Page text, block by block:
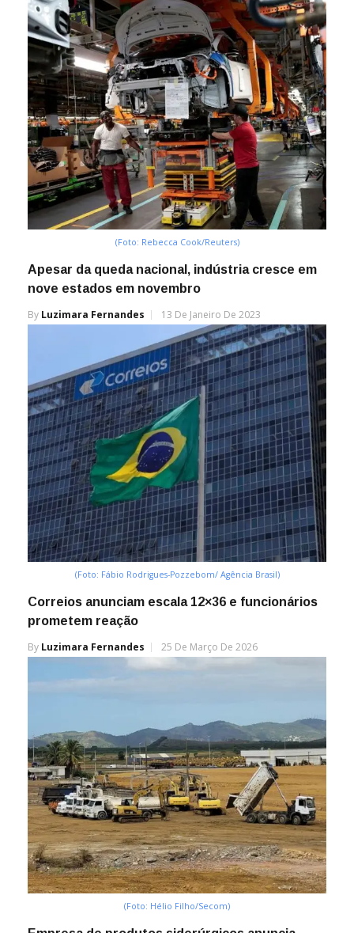
(Foto: Rebecca Cook/Reuters)
Apesar da queda nacional, indústria cresce em
nove estados em novembro
By Luzimara Fernandes 13 De Janeiro De 2023
(Foto: Fábio Rodrigues-Pozzebom/ Agência Brasil)
Correios anunciam escala 12×36 e funcionários
prometem reação
By Luzimara Fernandes 25 De Março De 2026
(Foto: Hélio Filho/Secom)